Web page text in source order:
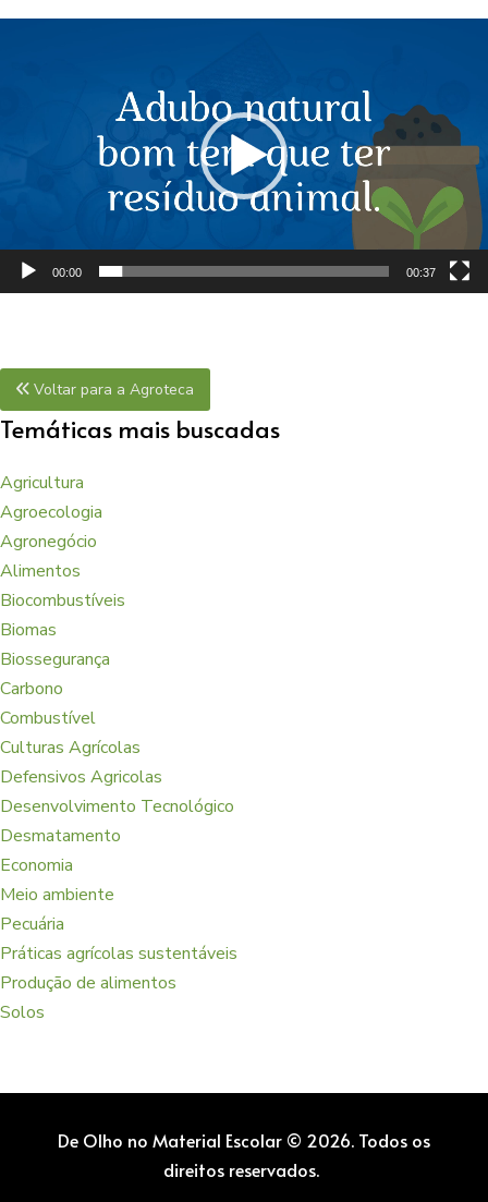
00:00 00:37
Voltar para a Agroteca
Temáticas mais buscadas
Agricultura
Agroecologia
Agronegócio
Alimentos
Biocombustíveis
Biomas
Biossegurança
Carbono
Combustível
Culturas Agrícolas
Defensivos Agricolas
Desenvolvimento Tecnológico
Desmatamento
Economia
Meio ambiente
Pecuária
Práticas agrícolas sustentáveis
Produção de alimentos
Solos
De Olho no Material Escolar © 2026. Todos os
direitos reservados.